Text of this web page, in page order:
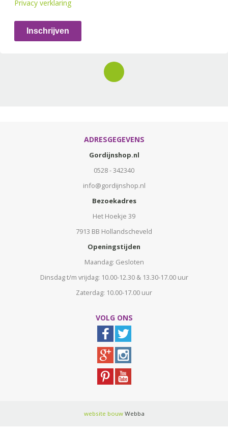
Privacy verklaring
Inschrijven
ADRESGEGEVENS
Gordijnshop.nl
0528 - 342340
info@gordijnshop.nl
Bezoekadres
Het Hoekje 39
7913 BB Hollandscheveld
Openingstijden
Maandag: Gesloten
Dinsdag t/m vrijdag: 10.00-12.30 & 13.30-17.00 uur
Zaterdag: 10.00-17.00 uur
VOLG ONS
website bouwWebba